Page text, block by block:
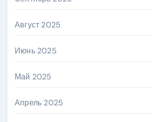
Август 2025
Июнь 2025
Май 2025
Апрель 2025